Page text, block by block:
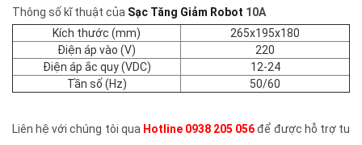
Thông số kĩ thuật của Sạc Tăng Giảm Robot 10A
Kích thước (mm)
265x195x180
Điện áp vào (V)
220
Điện áp ắc quy (VDC)
12-24
Tần số (Hz)
50/60
Liên hệ với chúng tôi qua Hotline 0938 205 056để được hỗ trợ tu